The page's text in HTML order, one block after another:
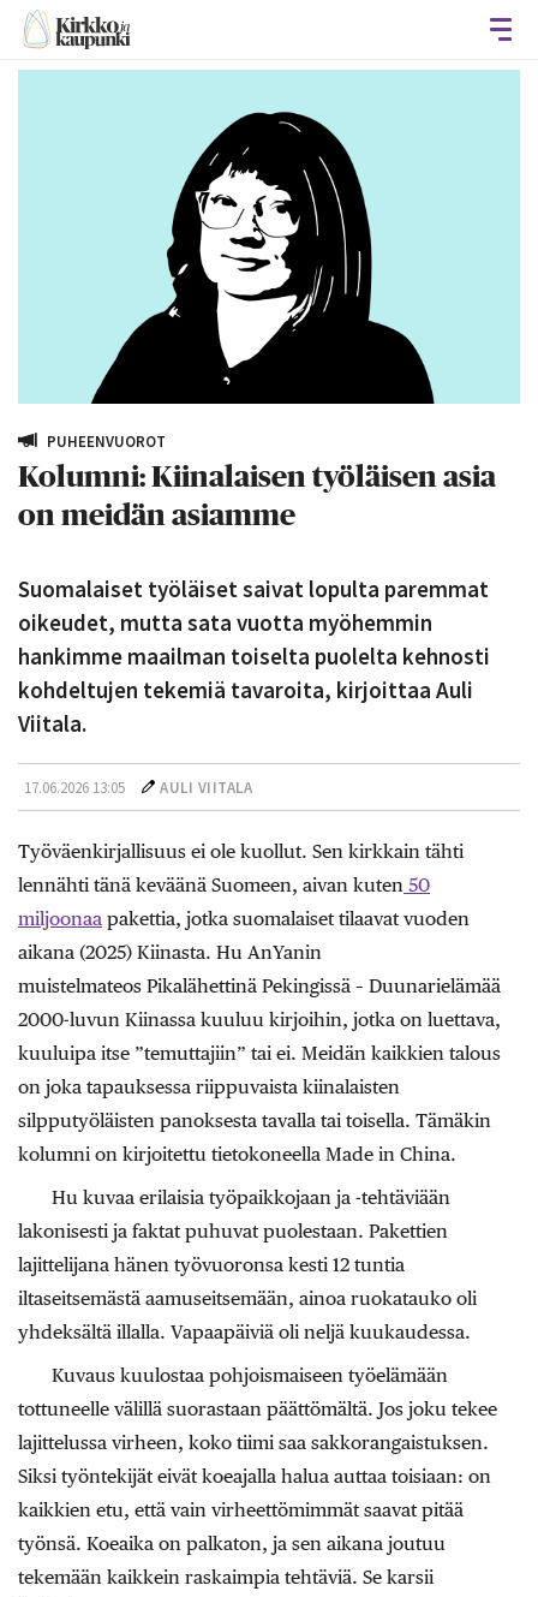
PUHEENVUOROT
Kolumni: Kiinalaisen työläisen asia
on meidän asiamme
Suomalaiset työläiset saivat lopulta paremmat
oikeudet, mutta sata vuotta myöhemmin
hankimme maailman toiselta puolelta kehnosti
kohdeltujen tekemiä tavaroita, kirjoittaa Auli
Viitala.
17.06.2026 13:05 AULI VIITALA
Työväenkirjallisuus ei ole kuollut. Sen kirkkain tähti
lennähti tänä keväänä Suomeen, aivan kuten 50
miljoonaa pakettia, jotka suomalaiset tilaavat vuoden
aikana (2025) Kiinasta. Hu AnYanin
muistelmateos Pikalähettinä Pekingissä – Duunarielämää
2000-luvun Kiinassa kuuluu kirjoihin, jotka on luettava,
kuuluipa itse ”temuttajiin” tai ei. Meidän kaikkien talous
on joka tapauksessa riippuvaista kiinalaisten
silpputyöläisten panoksesta tavalla tai toisella. Tämäkin
kolumni on kirjoitettu tietokoneella Made in China.
Hu kuvaa erilaisia työpaikkojaan ja -tehtäviään
lakonisesti ja faktat puhuvat puolestaan. Pakettien
lajittelijana hänen työvuoronsa kesti 12 tuntia
iltaseitsemästä aamuseitsemään, ainoa ruokatauko oli
yhdeksältä illalla. Vapaapäiviä oli neljä kuukaudessa.
Kuvaus kuulostaa pohjoismaiseen työelämään
tottuneelle välillä suorastaan päättömältä. Jos joku tekee
lajittelussa virheen, koko tiimi saa sakkorangaistuksen.
Siksi työntekijät eivät koeajalla halua auttaa toisiaan: on
kaikkien etu, että vain virheettömimmät saavat pitää
työnsä. Koeaika on palkaton, ja sen aikana joutuu
tekemään kaikkein raskaimpia tehtäviä. Se karsii